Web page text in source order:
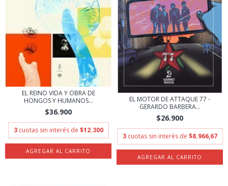
EL REINO VIDA Y OBRA DE
HONGOS Y HUMANOS...
$36.900
3 cuotas sin interés de $12.300
EL MOTOR DE ATTAQUE 77 -
GERARDO BARBERA...
$26.900
3 cuotas sin interés de $8.966,67